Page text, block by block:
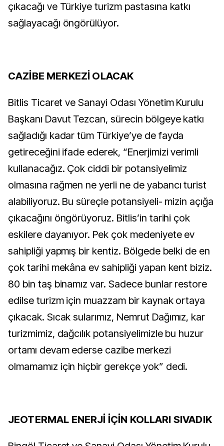
çıkacağı ve Türkiye turizm pastasına katkı
sağlayacağı öngörülüyor.
CAZİBE MERKEZİ OLACAK
Bitlis Ticaret ve Sanayi Odası Yönetim Kurulu
Başkanı Davut Tezcan, sürecin bölgeye katkı
sağladığı kadar tüm Türkiye’ye de fayda
getireceğini ifade ederek, “Enerjimizi verimli
kullanacağız. Çok ciddi bir potansiyelimiz
olmasına rağmen ne yerli ne de yabancı turist
alabiliyoruz. Bu süreçle potansiyeli- mizin açığa
çıkacağını öngörüyoruz. Bitlis’in tarihi çok
eskilere dayanıyor. Pek çok medeniyete ev
sahipliği yapmış bir kentiz. Bölgede belki de en
çok tarihi mekâna ev sahipliği yapan kent biziz.
80 bin taş binamız var. Sadece bunlar restore
edilse turizm için muazzam bir kaynak ortaya
çıkacak. Sıcak sularımız, Nemrut Dağımız, kar
turizmimiz, dağcılık potansiyelimizle bu huzur
ortamı devam ederse cazibe merkezi
olmamamız için hiçbir gerekçe yok” dedi.
JEOTERMAL ENERJİ İÇİN KOLLARI SIVADIK